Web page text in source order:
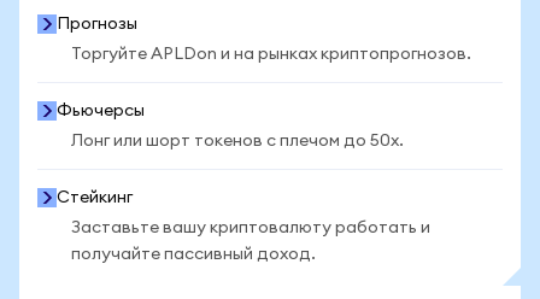
Прогнозы
Торгуйте APLDon и на рынках криптопрогнозов.
Фьючерсы
Лонг или шорт токенов с плечом до 50x.
Стейкинг
Заставьте вашу криптовалюту работать и
получайте пассивный доход.